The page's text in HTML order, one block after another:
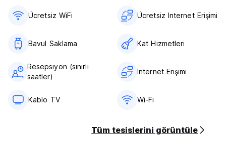
Ücretsiz WiFi Ücretsiz Internet Erişimi
Bavul Saklama Kat Hizmetleri
Resepsiyon (sınırlı
saatler)
Internet Erişimi
Kablo TV Wi-Fi
Tüm tesislerini görüntüle